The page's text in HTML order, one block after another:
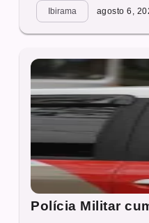
Ibirama agosto 6,
Polícia Militar